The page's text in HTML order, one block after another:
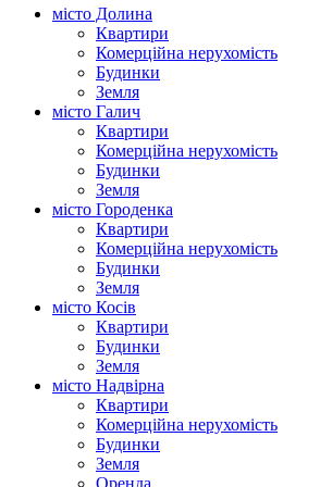
місто Долина
Квартири
Комерційна нерухомість
Будинки
Земля
місто Галич
Квартири
Комерційна нерухомість
Будинки
Земля
місто Городенка
Квартири
Комерційна нерухомість
Будинки
Земля
місто Косів
Квартири
Будинки
Земля
місто Надвірна
Квартири
Комерційна нерухомість
Будинки
Земля
Оренда